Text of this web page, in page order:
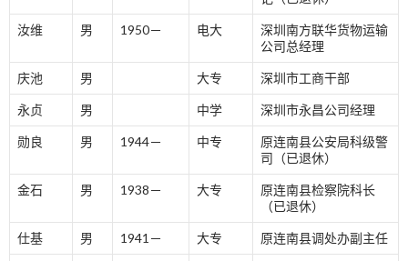
汝维 男 1950－ 电大
深圳南方联华货物运输
公司总经理
庆池 男 大专 深圳市工商干部
永贞 男 中学 深圳市永昌公司经理
勋良 男 1944－ 中专
原连南县公安局科级警
司（已退休）
金石 男 1938－ 大专
原连南县检察院科长
（已退休）
仕基 男 1941－ 大专 原连南县调处办副主任